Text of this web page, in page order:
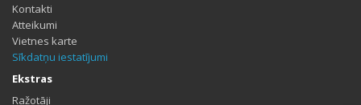
Kontakti
Atteikumi
Vietnes karte
Sīkdatņu iestatījumi
Ekstras
Ražotāji